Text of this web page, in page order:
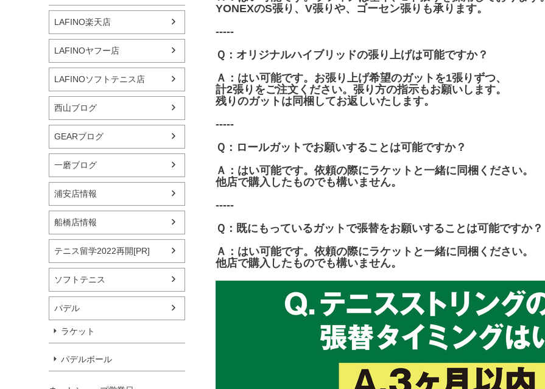
LAFINO楽天店
LAFINOヤフー店
LAFINOソフトテニス店
西山ブログ
GEARブログ
一磨ブログ
浦安店情報
船橋店情報
テニス留学2022再開[PR]
ソフトテニス
パデル
ラケット
パデルボール
YONEXのS張り、V張りや、ゴーセン張りも承ります。
-----
Ｑ：オリジナルハイブリッドの張り上げは可能ですか？
Ａ：はい可能です。お張り上げ希望のガットを1張りずつ、
計2張りをご注文ください。張り方の指示もお願いします。
残りのガットは同梱してお返しいたします。
-----
Ｑ：ロールガットでお願いすることは可能ですか？
Ａ：はい可能です。依頼の際にラケットと一緒に同梱ください。
他店で購入したものでも構いません。
-----
Ｑ：既にもっているガットで張替をお願いすることは可能ですか？
Ａ：はい可能です。依頼の際にラケットと一緒に同梱ください。
他店で購入したものでも構いません。